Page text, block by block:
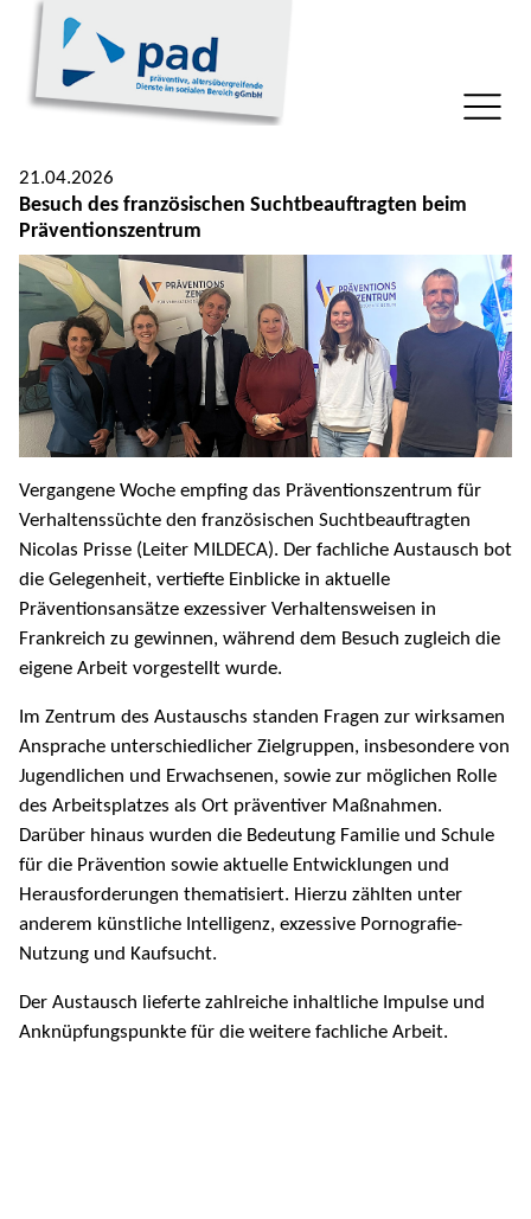
21.04.2026
Besuch des französischen Suchtbeauftragten beim
Präventionszentrum
Vergangene Woche empfing das Präventionszentrum für
Verhaltenssüchte den französischen Suchtbeauftragten
Nicolas Prisse (Leiter MILDECA). Der fachliche Austausch bot
die Gelegenheit, vertiefte Einblicke in aktuelle
Präventionsansätze exzessiver Verhaltensweisen in
Frankreich zu gewinnen, während dem Besuch zugleich die
eigene Arbeit vorgestellt wurde.
Im Zentrum des Austauschs standen Fragen zur wirksamen
Ansprache unterschiedlicher Zielgruppen, insbesondere von
Jugendlichen und Erwachsenen, sowie zur möglichen Rolle
des Arbeitsplatzes als Ort präventiver Maßnahmen.
Darüber hinaus wurden die Bedeutung Familie und Schule
für die Prävention sowie aktuelle Entwicklungen und
Herausforderungen thematisiert. Hierzu zählten unter
anderem künstliche Intelligenz, exzessive Pornografie-
Nutzung und Kaufsucht.
Der Austausch lieferte zahlreiche inhaltliche Impulse und
Anknüpfungspunkte für die weitere fachliche Arbeit.